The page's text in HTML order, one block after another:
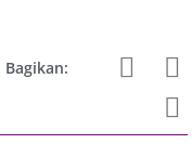
Bagikan: